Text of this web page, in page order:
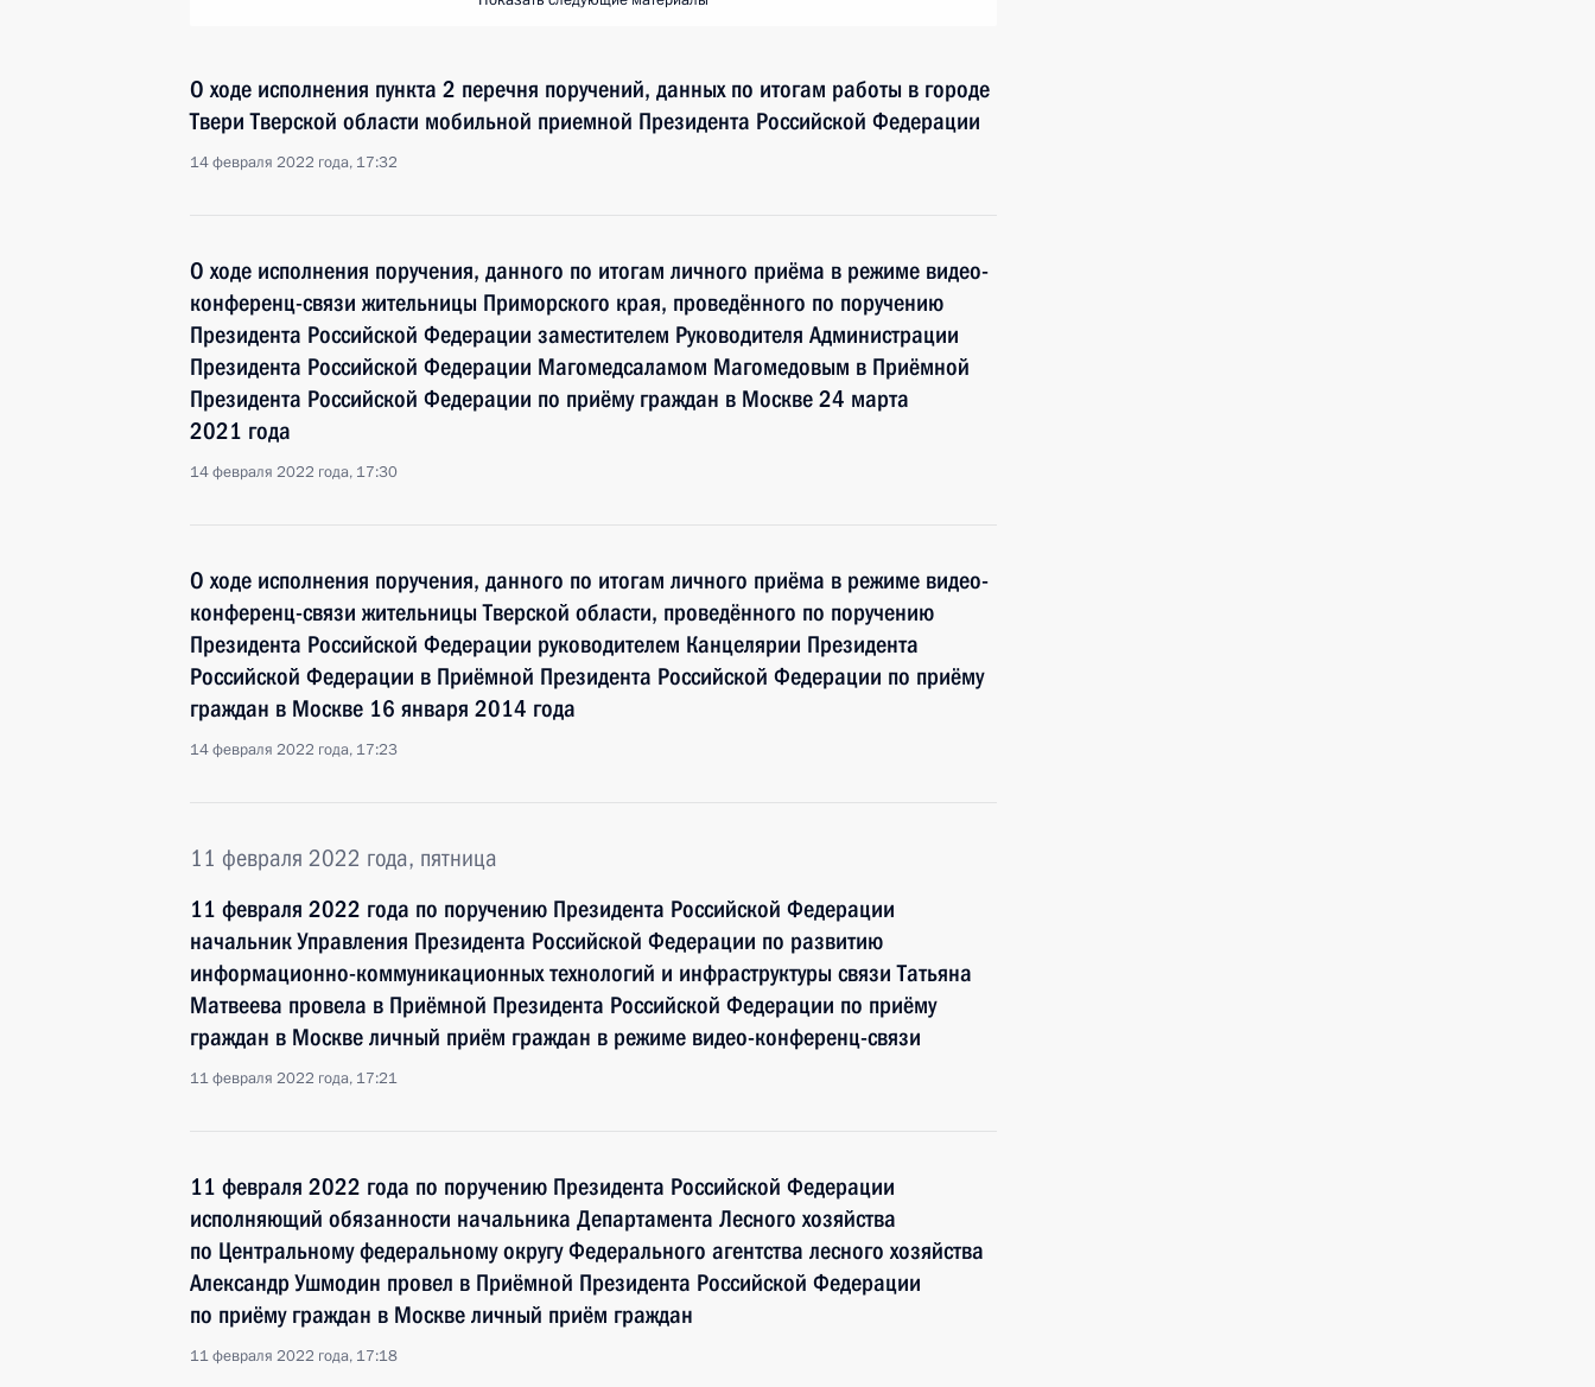
О ходе исполнения пункта 2 перечня поручений, данных по итогам работы в городе
Твери Тверской области мобильной приемной Президента Российской Федерации
14 февраля 2022 года, 17:32
О ходе исполнения поручения, данного по итогам личного приёма в режиме видео-
конференц-связи жительницы Приморского края, проведённого по поручению
Президента Российской Федерации заместителем Руководителя Администрации
Президента Российской Федерации Магомедсаламом Магомедовым в Приёмной
Президента Российской Федерации по приёму граждан в Москве 24 марта
2021 года
14 февраля 2022 года, 17:30
О ходе исполнения поручения, данного по итогам личного приёма в режиме видео-
конференц-связи жительницы Тверской области, проведённого по поручению
Президента Российской Федерации руководителем Канцелярии Президента
Российской Федерации в Приёмной Президента Российской Федерации по приёму
граждан в Москве 16 января 2014 года
14 февраля 2022 года, 17:23
11 февраля 2022 года, пятница
11 февраля 2022 года по поручению Президента Российской Федерации
начальник Управления Президента Российской Федерации по развитию
информационно-коммуникационных технологий и инфраструктуры связи Татьяна
Матвеева провела в Приёмной Президента Российской Федерации по приёму
граждан в Москве личный приём граждан в режиме видео-конференц-связи
11 февраля 2022 года, 17:21
11 февраля 2022 года по поручению Президента Российской Федерации
исполняющий обязанности начальника Департамента Лесного хозяйства
по Центральному федеральному округу Федерального агентства лесного хозяйства
Александр Ушмодин провел в Приёмной Президента Российской Федерации
по приёму граждан в Москве личный приём граждан
11 февраля 2022 года, 17:18